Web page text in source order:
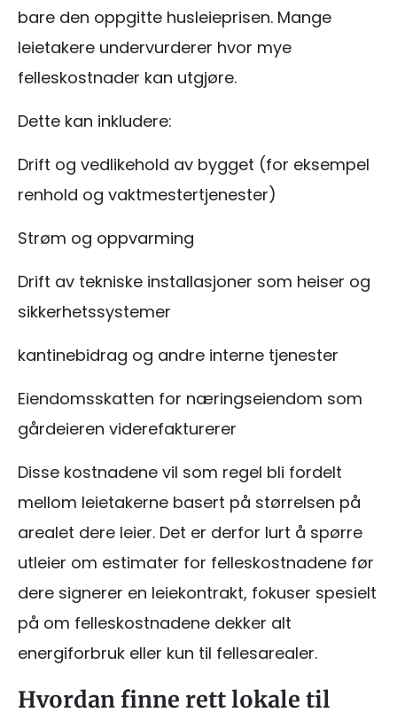
bare den oppgitte husleieprisen. Mange
leietakere undervurderer hvor mye
felleskostnader kan utgjøre.
Dette kan inkludere:
Drift og vedlikehold av bygget (for eksempel
renhold og vaktmestertjenester)
Strøm og oppvarming
Drift av tekniske installasjoner som heiser og
sikkerhetssystemer
kantinebidrag og andre interne tjenester
Eiendomsskatten for næringseiendom som
gårdeieren viderefakturerer
Disse kostnadene vil som regel bli fordelt
mellom leietakerne basert på størrelsen på
arealet dere leier. Det er derfor lurt å spørre
utleier om estimater for felleskostnadene før
dere signerer en leiekontrakt, fokuser spesielt
på om felleskostnadene dekker alt
energiforbruk eller kun til fellesarealer.
Hvordan finne rett lokale til